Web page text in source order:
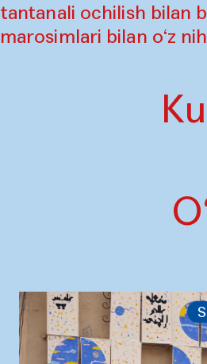
tantanali ochilish bilan
marosimlari bilan o‘z